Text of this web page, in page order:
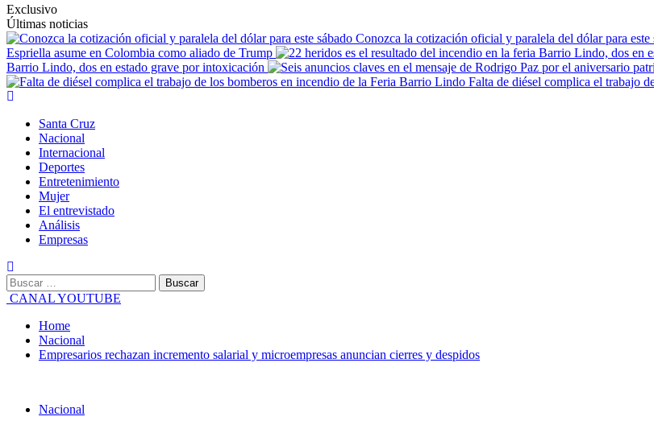
Exclusivo
Últimas noticias
Conozca la cotización oficial y paralela del dólar para este
Espriella asume en Colombia como aliado de Trump
Barrio Lindo, dos en estado grave por intoxicación
Falta de diésel complica el trabajo
Santa Cruz
Nacional
Internacional
Deportes
Entretenimiento
Mujer
El entrevistado
Análisis
Empresas
CANAL YOUTUBE
Home
Nacional
Empresarios rechazan incremento salarial y microempresas anuncian cierres y despidos
Nacional